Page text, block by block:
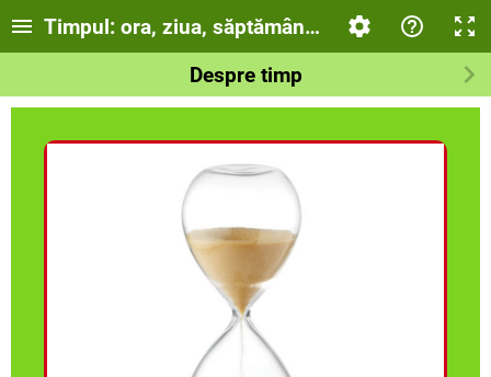
Timpul: ora, ziua, săptămâna, luna, anul.
Despre timp